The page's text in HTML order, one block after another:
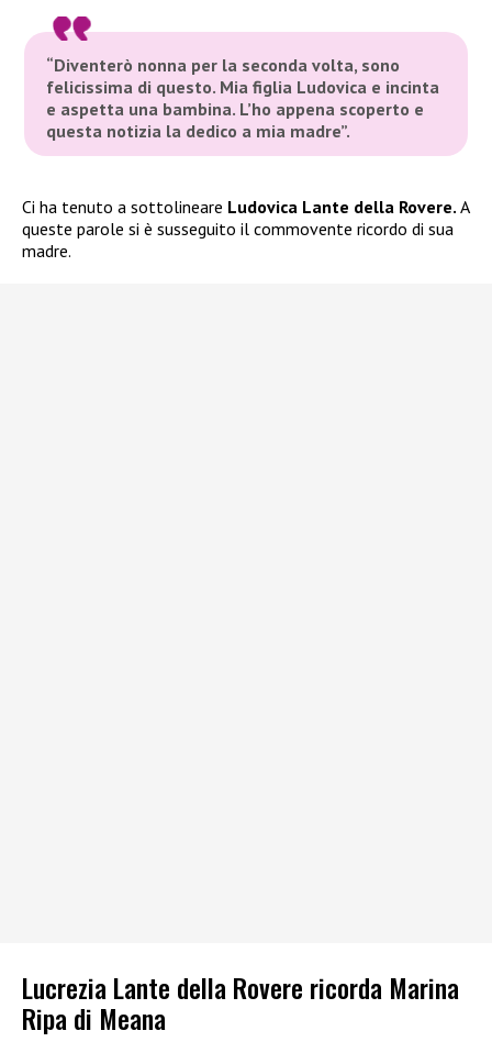
“Diventerò nonna per la seconda volta, sono
felicissima di questo. Mia figlia Ludovica e incinta
e aspetta una bambina. L’ho appena scoperto e
questa notizia la dedico a mia madre”.
Ci ha tenuto a sottolineare Ludovica Lante della Rovere. A
queste parole si è susseguito il commovente ricordo di sua
madre.
Lucrezia Lante della Rovere ricorda Marina
Ripa di Meana